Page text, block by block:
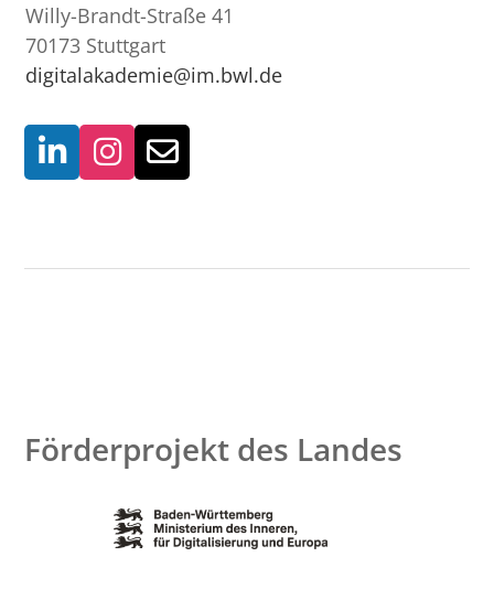
Willy-Brandt-Straße 41
70173 Stuttgart
digitalakademie@im.bwl.de
Förderprojekt des Landes